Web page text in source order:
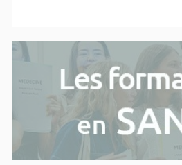
Du lundi 21 septembre 2026
ALLEGRIA, A
Du mercredi 15 juillet 2026
2026
Rentrée 2026/2027
Jeudi 24 septembre 2026 à
Rentrée du Diplôme